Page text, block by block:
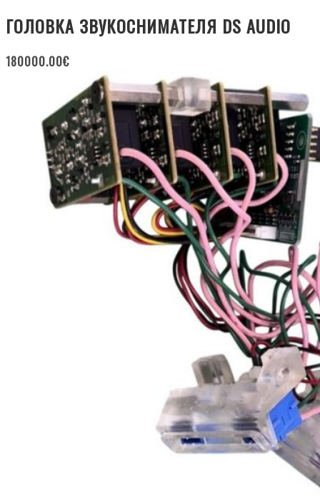
ГОЛОВКА ЗВУКОСНИМАТЕЛЯ DS AUDIO
180000.00€